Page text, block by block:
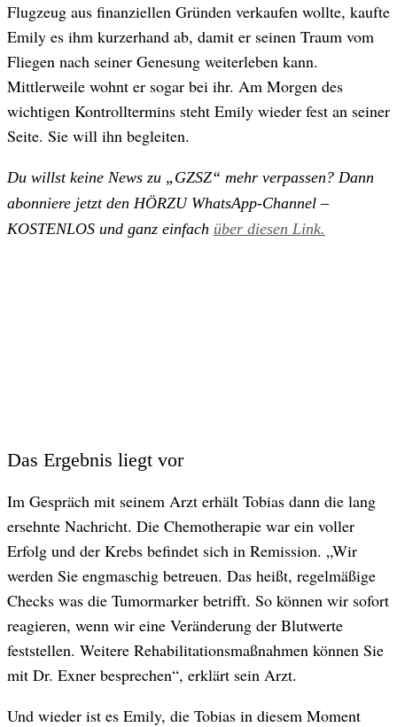
Flugzeug aus finanziellen Gründen verkaufen wollte, kaufte
Emily es ihm kurzerhand ab, damit er seinen Traum vom
Fliegen nach seiner Genesung weiterleben kann.
Mittlerweile wohnt er sogar bei ihr. Am Morgen des
wichtigen Kontrolltermins steht Emily wieder fest an seiner
Seite. Sie will ihn begleiten.
Du willst keine News zu „GZSZ“ mehr verpassen? Dann
abonniere jetzt den HÖRZU WhatsApp-Channel –
KOSTENLOS und ganz einfach über diesen Link.
Das Ergebnis liegt vor
Im Gespräch mit seinem Arzt erhält Tobias dann die lang
ersehnte Nachricht. Die Chemotherapie war ein voller
Erfolg und der Krebs befindet sich in Remission. „Wir
werden Sie engmaschig betreuen. Das heißt, regelmäßige
Checks was die Tumormarker betrifft. So können wir sofort
reagieren, wenn wir eine Veränderung der Blutwerte
feststellen. Weitere Rehabilitationsmaßnahmen können Sie
mit Dr. Exner besprechen“, erklärt sein Arzt.
Und wieder ist es Emily, die Tobias in diesem Moment